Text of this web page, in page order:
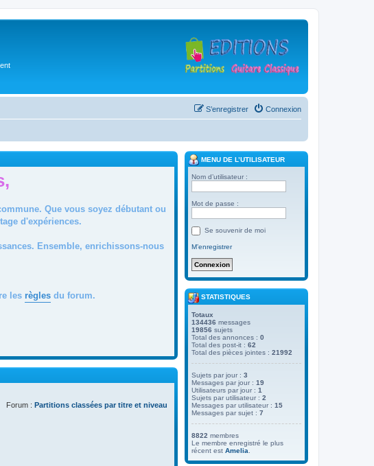
Connexion
S’enregistrer
Que vous soyez débutant ou
d'expériences.
Ensemble, enrichissons-nous
les règles du forum.
Forum : Partitions classées par titre et niveau
MENU DE L’UTILISATEUR
Nom d’utilisateur :
Mot de passe :
Se souvenir de moi
M’enregistrer
STATISTIQUES
Totaux
134436 messages
19856 sujets
Total des annonces : 0
Total des post-it : 62
Total des pièces jointes : 21992
Sujets par jour : 3
Messages par jour : 19
Utilisateurs par jour : 1
Sujets par utilisateur : 2
Messages par utilisateur : 15
Messages par sujet : 7
8822 membres
Le membre enregistré le plus
récent est Amelia